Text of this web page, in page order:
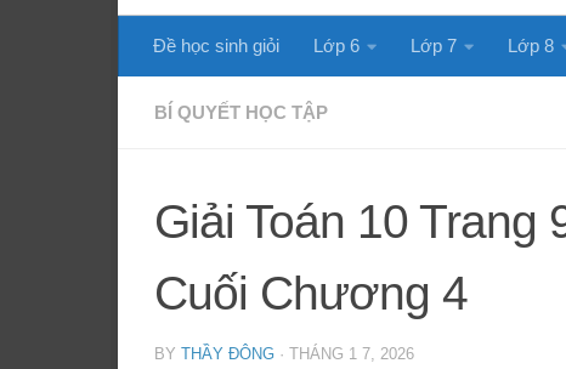
Đề học sinh giỏi Lớp 6 Lớp 7 Lớp 8
BÍ QUYẾT HỌC TẬP
Giải Toán 10 Trang
Cuối Chương 4
BY THẦY ĐÔNG · THÁNG 1 7, 2026